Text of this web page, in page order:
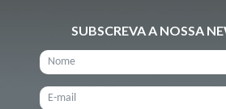
SUBSCREVA A NOSSA